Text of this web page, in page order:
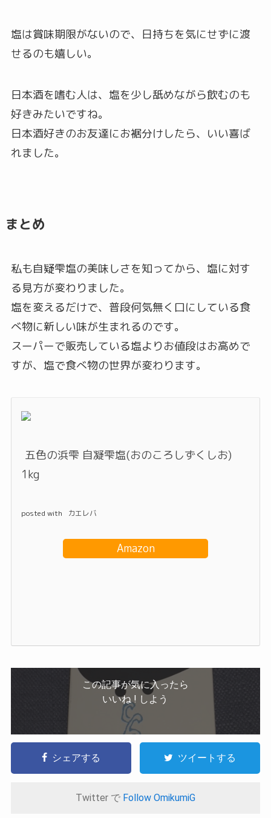
塩は賞味期限がないので、日持ちを気にせずに渡
せるのも嬉しい。
日本酒を嗜む人は、塩を少し舐めながら飲むのも
好きみたいですね。
日本酒好きのお友達にお裾分けしたら、いい喜ば
れました。
まとめ
私も自疑雫塩の美味しさを知ってから、塩に対す
る見方が変わりました。
塩を変えるだけで、普段何気無く口にしている食
べ物に新しい味が生まれるのです。
スーパーで販売している塩よりお値段はお高めで
すが、塩で食べ物の世界が変わります。
五色の浜雫 自凝雫塩(おのころしずくしお)
1kg
posted with カエレバ
Amazon
この記事が気に入ったら
いいね ! しよう
シェアする ツイートする
Twitter で Follow OmikumiG